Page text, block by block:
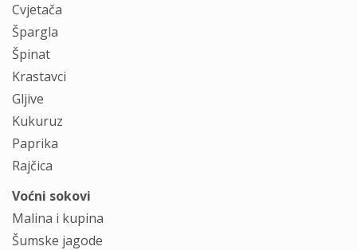
Cvjetača
Špargla
Špinat
Krastavci
Gljive
Kukuruz
Paprika
Rajčica
Voćni sokovi
Malina i kupina
Šumske jagode